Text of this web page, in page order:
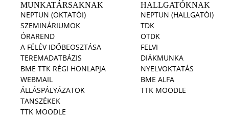
MUNKATÁRSAKNAK
NEPTUN (OKTATÓI)
SZEMINÁRIUMOK
ÓRAREND
A FÉLÉV IDŐBEOSZTÁSA
TEREMADATBÁZIS
BME TTK RÉGI HONLAPJA
WEBMAIL
ÁLLÁSPÁLYÁZATOK
TANSZÉKEK
TTK MOODLE
HALLGATÓKNAK
NEPTUN (HALLGATÓI)
TDK
OTDK
FELVI
DIÁKMUNKA
NYELVOKTATÁS
BME ALFA
TTK MOODLE